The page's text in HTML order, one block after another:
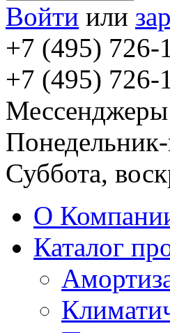
Войти или
+7 (495) 726-
+7 (495) 726-
Суббота,
О
Каталог